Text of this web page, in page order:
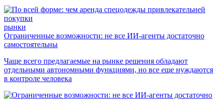
рынки
Ограниченные возможности: не все ИИ-агенты достаточно
самостоятельны
Чаще всего предлагаемые на рынке решения обладают
отдельными автономными функциями, но все еще нуждаются
в контроле человека